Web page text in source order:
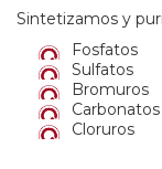
Sintetizamos y
Fosfatos
Sulfatos
Bromuros
Carbonatos
Cloruros